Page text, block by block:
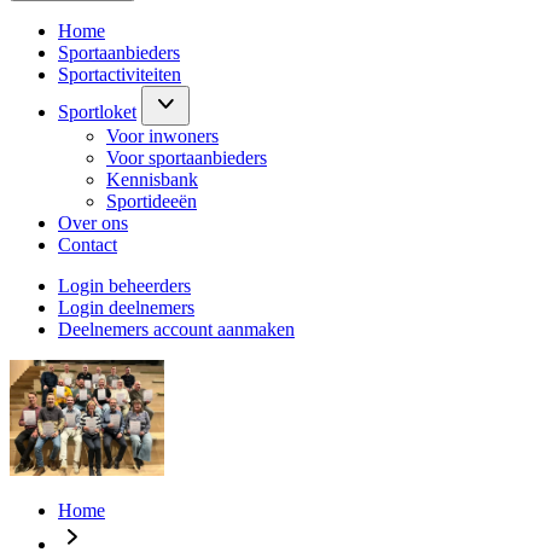
Home
Sportaanbieders
Sportactiviteiten
Sportloket
Voor inwoners
Voor sportaanbieders
Kennisbank
Sportideeën
Over ons
Contact
Login beheerders
Login deelnemers
Deelnemers account aanmaken
Home